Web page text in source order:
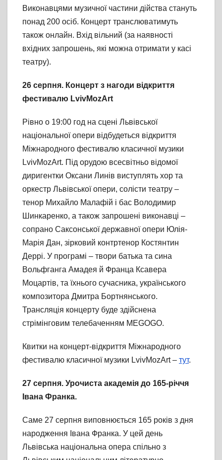
Виконавцями музичної частини дійства стануть
понад 200 осіб. Концерт транслюватимуть
також онлайн. Вхід вільний (за наявності
вхідних запрошень, які можна отримати у касі
театру).
26 серпня. Концерт з нагоди відкриття
фестивалю LvivMozArt
Рівно о 19:00 год на сцені Львівської
національної опери відбудеться відкриття
Міжнародного фестивалю класичної музики
LvivMozArt. Під орудою всесвітньо відомої
диригентки Оксани Линів виступлять хор та
оркестр Львівської опери, солісти театру –
тенор Михайло Малафій і бас Володимир
Шинкаренко, а також запрошені виконавці –
сопрано Саксонської державної опери Юлія-
Марія Дан, зірковий контртенор Костянтин
Деррі. У програмі – твори батька та сина
Вольфганга Амадея й Франца Ксавера
Моцартів, та їхнього сучасника, українського
композитора Дмитра Бортнянського.
Трансляція концерту буде здійснена
стрімінговим телебаченням MEGOGO.
Квитки на концерт-відкриття Міжнародного
фестивалю класичної музики LvivMozArt – тут.
27 серпня. Урочиста академія до 165-річчя
Івана Франка.
Саме 27 серпня виповнюється 165 років з дня
народження Івана Франка. У цей день
Львівська національна опера спільно з